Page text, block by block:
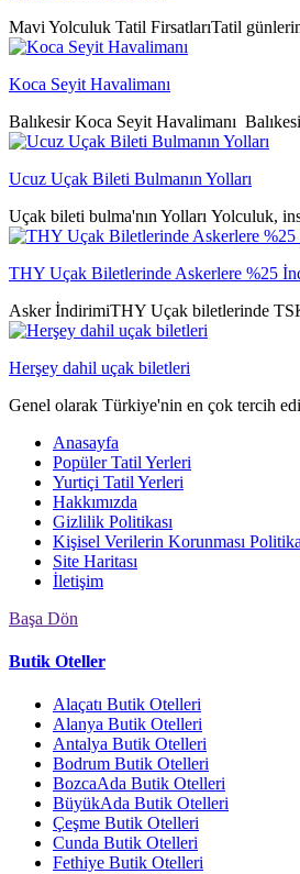
Mavi Yolculuk Tatil FirsatlarıTatil
Koca Seyit Havalimanı
Balıkesir Koca Seyit Havalimanı
Ucuz Uçak Bileti Bulmanın Yolları
Uçak bileti bulma'nın Yolları Yolculuk,
THY Uçak Biletlerinde Askerlere %25
Asker İndirimiTHY Uçak biletlerinde
Herşey dahil uçak biletleri
Genel olarak Türkiye'nin en çok tercih
Anasayfa
Popüler Tatil Yerleri
Yurtiçi Tatil Yerleri
Hakkımızda
Gizlilik Politikası
Kişisel Verilerin Korunması
Site Haritası
İletişim
Başa Dön
Butik Oteller
Alaçatı Butik Otelleri
Alanya Butik Otelleri
Antalya Butik Otelleri
Bodrum Butik Otelleri
BozcaAda Butik Otelleri
BüyükAda Butik Otelleri
Çeşme Butik Otelleri
Cunda Butik Otelleri
Fethiye Butik Otelleri